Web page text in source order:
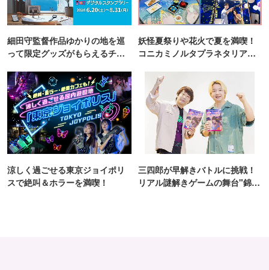
細田守監督作品ゆかりの地を巡
って限定グッズがもらえるチャ
妖怪夏祭りや花火で夏を満喫！
コニカミノルタプラネタリア
涼しく過ごせる東京ジョイポリ
スで絶叫＆ホラーを満喫！
三四郎が早解きバトルに挑戦！
リアル謎解きゲームの舞台"錦糸